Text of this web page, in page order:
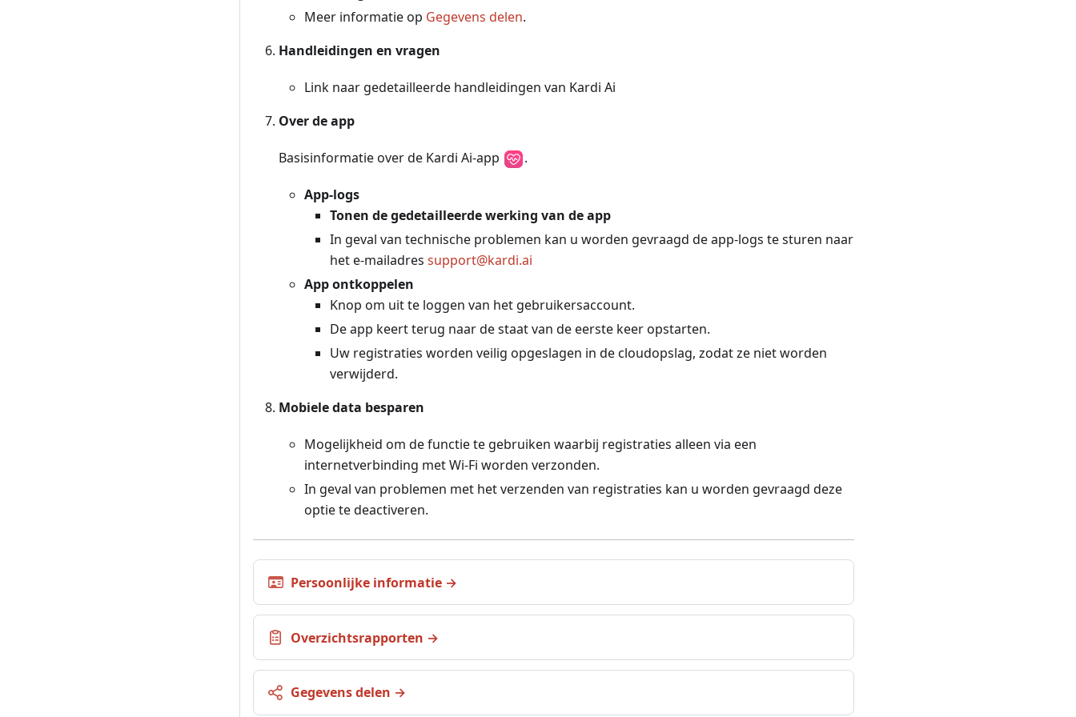
Meer informatie op Gegevens delen.
Handleidingen en vragen
Link naar gedetailleerde handleidingen van Kardi Ai
Over de app
Basisinformatie over de Kardi Ai-app .
App-logs
Tonen de gedetailleerde werking van de app
In geval van technische problemen kan u worden gevraagd de app-logs te sturen naar
het e-mailadres support@kardi.ai
App ontkoppelen
Knop om uit te loggen van het gebruikersaccount.
De app keert terug naar de staat van de eerste keer opstarten.
Uw registraties worden veilig opgeslagen in de cloudopslag, zodat ze niet worden
verwijderd.
Mobiele data besparen
Mogelijkheid om de functie te gebruiken waarbij registraties alleen via een
internetverbinding met Wi-Fi worden verzonden.
In geval van problemen met het verzenden van registraties kan u worden gevraagd deze
optie te deactiveren.
Persoonlijke informatie
Overzichtsrapporten
Gegevens delen